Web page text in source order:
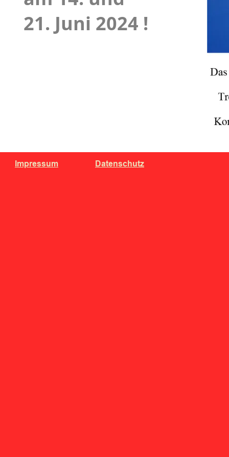
Impressum Datenschutz
21. Juni 2024 !